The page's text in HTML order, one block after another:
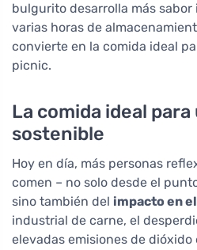
bulgurito desarrolla más
varias horas de
convierte en la comida ideal
picnic.
La comida ideal
sostenible
Hoy en día, más personas
comen – no solo desde el
sino también del impacto en
industrial de carne, el
elevadas emisiones de